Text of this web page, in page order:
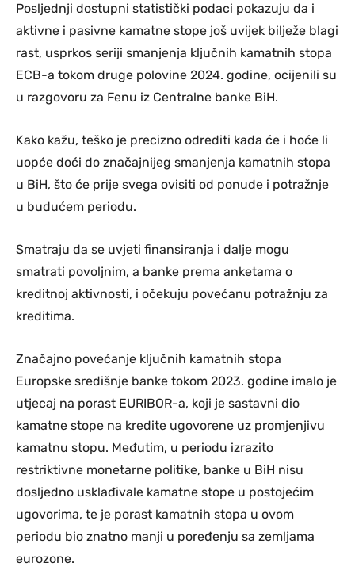
Posljednji dostupni statistički podaci pokazuju da i
aktivne i pasivne kamatne stope još uvijek bilježe blagi
rast, usprkos seriji smanjenja ključnih kamatnih stopa
ECB-a tokom druge polovine 2024. godine, ocijenili su
u razgovoru za Fenu iz Centralne banke BiH.
Kako kažu, teško je precizno odrediti kada će i hoće li
uopće doći do značajnijeg smanjenja kamatnih stopa
u BiH, što će prije svega ovisiti od ponude i potražnje
u budućem periodu.
Smatraju da se uvjeti finansiranja i dalje mogu
smatrati povoljnim, a banke prema anketama o
kreditnoj aktivnosti, i očekuju povećanu potražnju za
kreditima.
Značajno povećanje ključnih kamatnih stopa
Europske središnje banke tokom 2023. godine imalo je
utjecaj na porast EURIBOR-a, koji je sastavni dio
kamatne stope na kredite ugovorene uz promjenjivu
kamatnu stopu. Međutim, u periodu izrazito
restriktivne monetarne politike, banke u BiH nisu
dosljedno usklađivale kamatne stope u postojećim
ugovorima, te je porast kamatnih stopa u ovom
periodu bio znatno manji u poređenju sa zemljama
eurozone.